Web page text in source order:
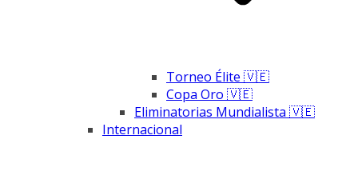
Torneo Élite 🇻🇪
Copa Oro 🇻🇪
Eliminatorias Mundialista 🇻🇪
Internacional